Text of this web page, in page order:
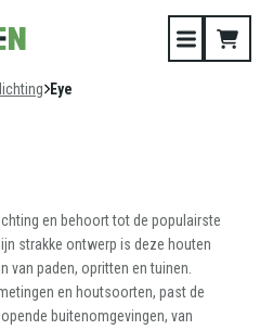
Eye
en behoort tot de populairste
strakke ontwerp is deze houten
van paden, opritten en tuinen.
en houtsoorten, past de
buitenomgevingen, van